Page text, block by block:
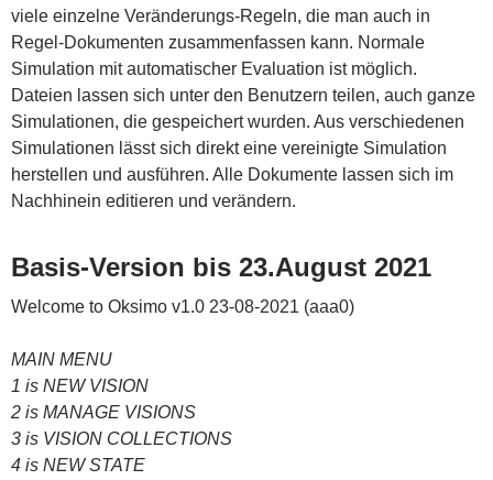
viele einzelne Veränderungs-Regeln, die man auch in
Regel-Dokumenten zusammenfassen kann. Normale
Simulation mit automatischer Evaluation ist möglich.
Dateien lassen sich unter den Benutzern teilen, auch ganze
Simulationen, die gespeichert wurden. Aus verschiedenen
Simulationen lässt sich direkt eine vereinigte Simulation
herstellen und ausführen. Alle Dokumente lassen sich im
Nachhinein editieren und verändern.
Basis-Version bis 23.August 2021
Welcome to Oksimo v1.0 23-08-2021 (aaa0)
MAIN MENU
1 is NEW VISION
2 is MANAGE VISIONS
3 is VISION COLLECTIONS
4 is NEW STATE